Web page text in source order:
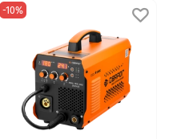
-10%